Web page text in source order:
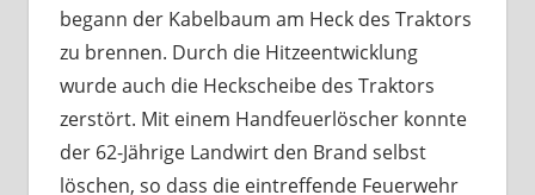
begann der Kabelbaum am Heck des Traktors
zu brennen. Durch die Hitzeentwicklung
wurde auch die Heckscheibe des Traktors
zerstört. Mit einem Handfeuerlöscher konnte
der 62-Jährige Landwirt den Brand selbst
löschen, so dass die eintreffende Feuerwehr